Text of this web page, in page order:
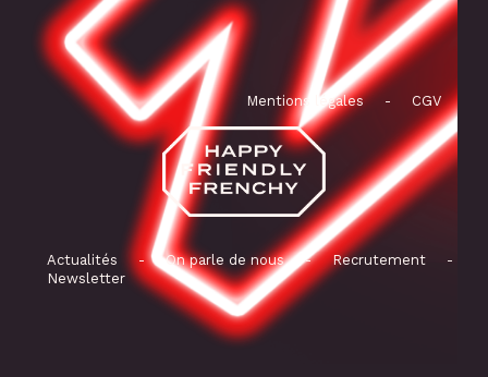
Mentions légales - CGV
Actualités - On parle de nous - Recrutement
-
Newsletter